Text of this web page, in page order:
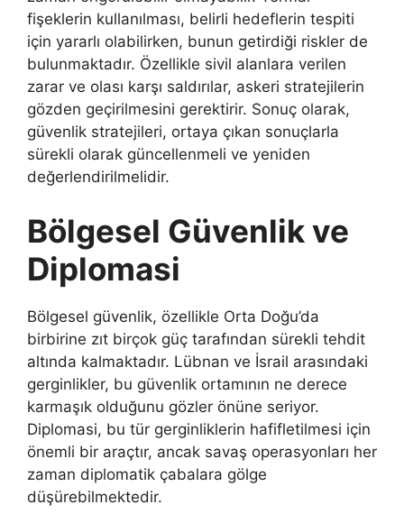
fişeklerin kullanılması, belirli hedeflerin tespiti
için yararlı olabilirken, bunun getirdiği riskler de
bulunmaktadır. Özellikle sivil alanlara verilen
zarar ve olası karşı saldırılar, askeri stratejilerin
gözden geçirilmesini gerektirir. Sonuç olarak,
güvenlik stratejileri, ortaya çıkan sonuçlarla
sürekli olarak güncellenmeli ve yeniden
değerlendirilmelidir.
Bölgesel Güvenlik ve
Diplomasi
Bölgesel güvenlik, özellikle Orta Doğu’da
birbirine zıt birçok güç tarafından sürekli tehdit
altında kalmaktadır. Lübnan ve İsrail arasındaki
gerginlikler, bu güvenlik ortamının ne derece
karmaşık olduğunu gözler önüne seriyor.
Diplomasi, bu tür gerginliklerin hafifletilmesi için
önemli bir araçtır, ancak savaş operasyonları her
zaman diplomatik çabalara gölge
düşürebilmektedir.